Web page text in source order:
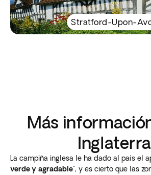
Stratford-Upon-
Más
Inglaterra
La campiña inglesa le ha dado al país el
verde y agradable", y es cierto que las